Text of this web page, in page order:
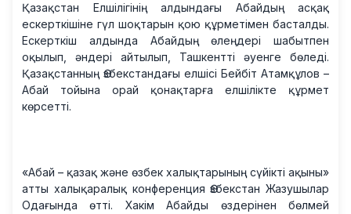
Қазақстан Елшілігінің алдындағы Абайдың асқақ
ескерткішіне гүл шоқтарын қою құрметімен басталды.
Ескерткіш алдында Абайдың өлеңдері шабытпен
оқылып, әндері айтылып, Ташкентті әуенге бөледі.
Қазақстанның Өзбекстандағы елшісі Бейбіт Атамқұлов –
Абай тойына орай қонақтарға елшілікте құрмет
көрсетті.
«Абай – қазақ және өзбек халықтарының сүйікті ақыны»
атты халықаралық конференция Өзбекстан Жазушылар
Одағында өтті. Хакім Абайды өздерінен бөлмей